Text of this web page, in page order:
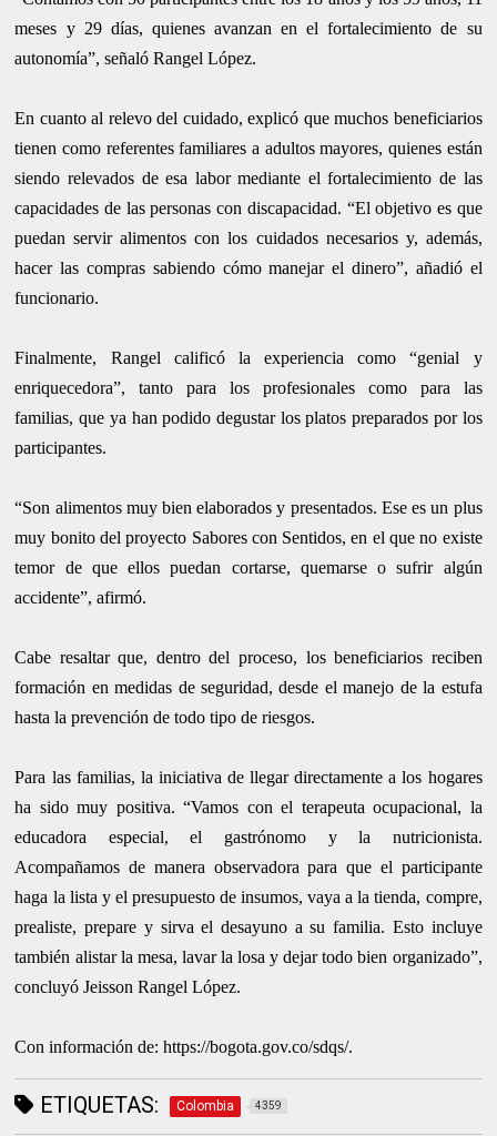
meses y 29 días, quienes avanzan en el fortalecimiento de su
autonomía”, señaló Rangel López.
En cuanto al relevo del cuidado, explicó que muchos beneficiarios
tienen como referentes familiares a adultos mayores, quienes están
siendo relevados de esa labor mediante el fortalecimiento de las
capacidades de las personas con discapacidad. “El objetivo es que
puedan servir alimentos con los cuidados necesarios y, además,
hacer las compras sabiendo cómo manejar el dinero”, añadió el
funcionario.
Finalmente, Rangel calificó la experiencia como “genial y
enriquecedora”, tanto para los profesionales como para las
familias, que ya han podido degustar los platos preparados por los
participantes.
“Son alimentos muy bien elaborados y presentados. Ese es un plus
muy bonito del proyecto Sabores con Sentidos, en el que no existe
temor de que ellos puedan cortarse, quemarse o sufrir algún
accidente”, afirmó.
Cabe resaltar que, dentro del proceso, los beneficiarios reciben
formación en medidas de seguridad, desde el manejo de la estufa
hasta la prevención de todo tipo de riesgos.
Para las familias, la iniciativa de llegar directamente a los hogares
ha sido muy positiva. “Vamos con el terapeuta ocupacional, la
educadora especial, el gastrónomo y la nutricionista.
Acompañamos de manera observadora para que el participante
haga la lista y el presupuesto de insumos, vaya a la tienda, compre,
prealiste, prepare y sirva el desayuno a su familia. Esto incluye
también alistar la mesa, lavar la losa y dejar todo bien organizado”,
concluyó Jeisson Rangel López.
Con información de: https://bogota.gov.co/sdqs/.
ETIQUETAS: Colombia 4359